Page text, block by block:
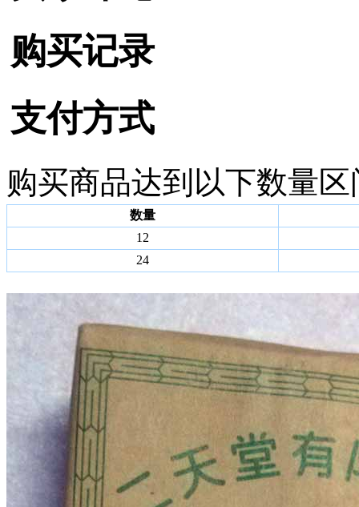
购买记录
支付方式
购买商品达到以下数量
数量
12
24